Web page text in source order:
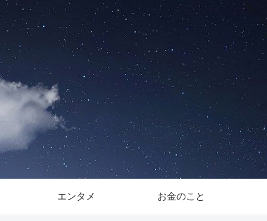
エンタメ お金のこと